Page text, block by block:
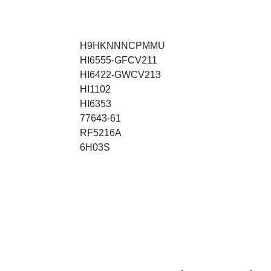
H9HKNNNCPMMU
HI6555-GFCV211
HI6422-GWCV213
HI1102
HI6353
77643-61
RF5216A
6H03S